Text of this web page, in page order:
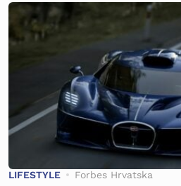
LIFESTYLE Forbes Hrvatska